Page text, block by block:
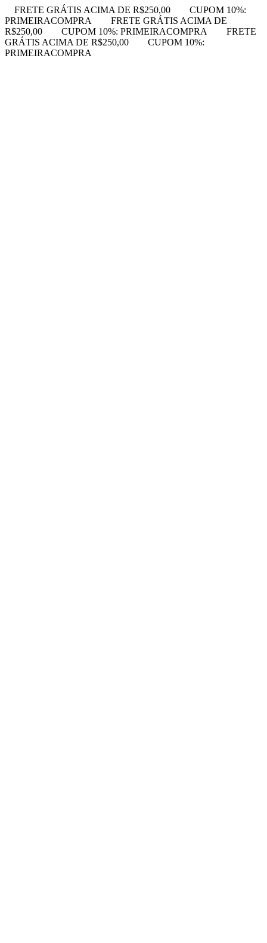
FRETE GRÁTIS ACIMA DE R$250,00
CUPOM 10%:
PRIMEIRACOMPRA
FRETE GRÁTIS ACIMA DE
R$250,00
CUPOM 10%: PRIMEIRACOMPRA
FRETE
GRÁTIS ACIMA DE R$250,00
CUPOM 10%:
PRIMEIRACOMPRA